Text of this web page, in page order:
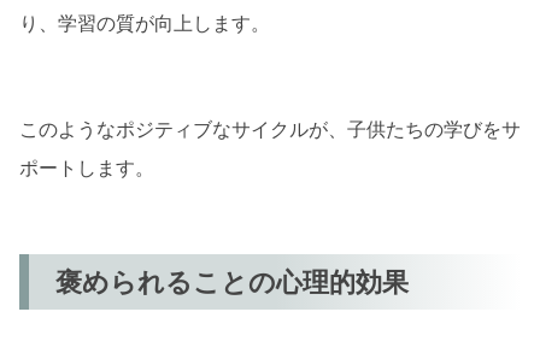
り、学習の質が向上します。
このようなポジティブなサイクルが、子供たちの学びをサ
ポートします。
褒められることの心理的効果